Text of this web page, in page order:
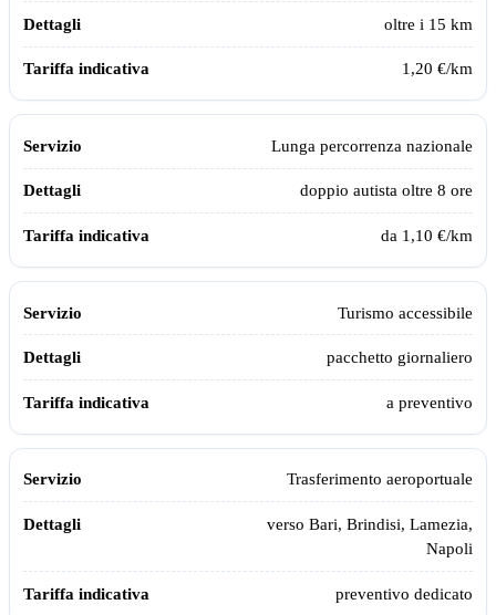
oltre i 15 km
1,20 €/km
Lunga percorrenza nazionale
doppio autista oltre 8 ore
da 1,10 €/km
Turismo accessibile
pacchetto giornaliero
a preventivo
Trasferimento aeroportuale
verso Bari, Brindisi, Lamezia,
Napoli
preventivo dedicato